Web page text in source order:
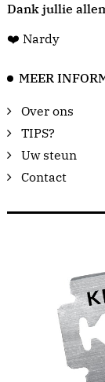
Dank jullie
❤️ Nardy
MEER
Over ons
TIPS?
Uw steun
Contact